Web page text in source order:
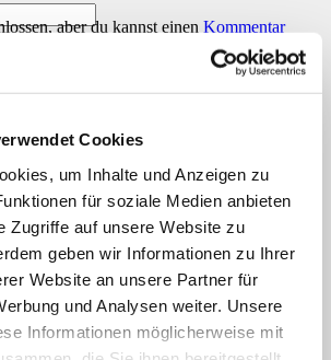
Cookies
um Inhalte und Anzeigen zu
für soziale Medien anbieten
Zugriffe auf unsere Website zu
geben wir Informationen zu Ihrer
Website an unsere Partner für
und Analysen weiter. Unsere
Informationen möglicherweise mit
aber du kannst einen Kommentar
wird nicht veröffentlicht.